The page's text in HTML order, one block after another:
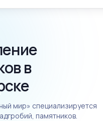
в
мир» специализируется
памятников.